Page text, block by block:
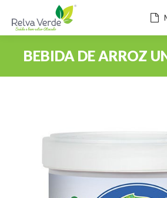
BEBIDA DE ARROZ